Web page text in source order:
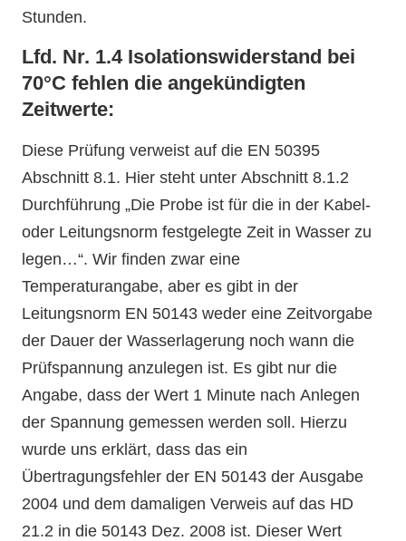
Stunden.
Lfd. Nr. 1.4 Isolationswiderstand bei
70°C fehlen die angekündigten
Zeitwerte:
Diese Prüfung verweist auf die EN 50395
Abschnitt 8.1. Hier steht unter Abschnitt 8.1.2
Durchführung „Die Probe ist für die in der Kabel-
oder Leitungsnorm festgelegte Zeit in Wasser zu
legen…“. Wir finden zwar eine
Temperaturangabe, aber es gibt in der
Leitungsnorm EN 50143 weder eine Zeitvorgabe
der Dauer der Wasserlagerung noch wann die
Prüfspannung anzulegen ist. Es gibt nur die
Angabe, dass der Wert 1 Minute nach Anlegen
der Spannung gemessen werden soll. Hierzu
wurde uns erklärt, dass das ein
Übertragungsfehler der EN 50143 der Ausgabe
2004 und dem damaligen Verweis auf das HD
21.2 in die 50143 Dez. 2008 ist. Dieser Wert